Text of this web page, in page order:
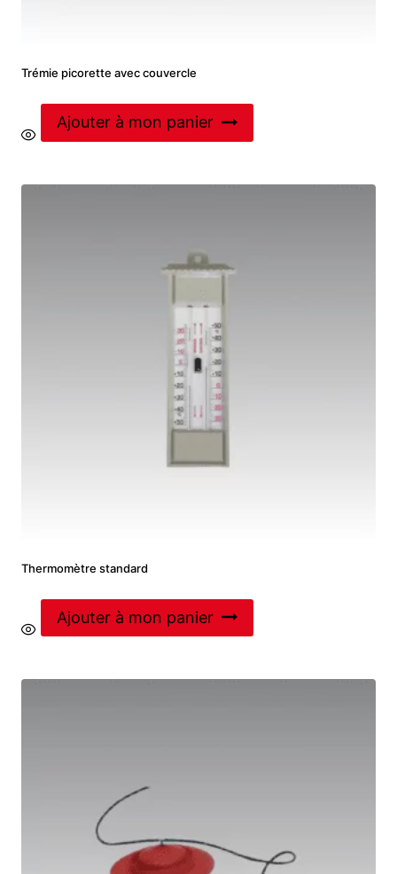
Trémie picorette avec couvercle
Ajouter à mon panier
Thermomètre standard
Ajouter à mon panier